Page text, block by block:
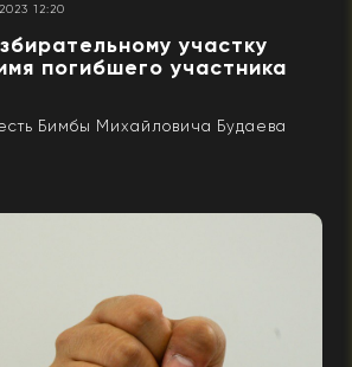
12:20
участку
погибшего участника
Бимбы Михайловича Будаева